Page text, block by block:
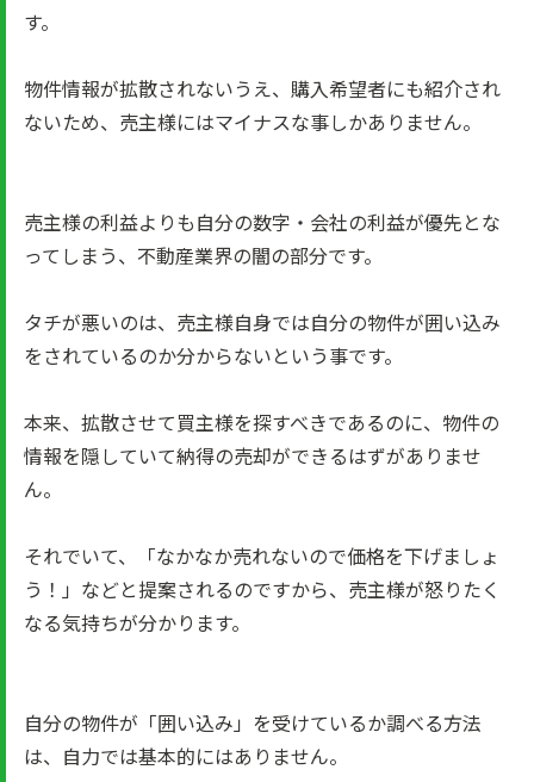
す。
物件情報が拡散されないうえ、購入希望者にも紹介され
ないため、売主様にはマイナスな事しかありません。
売主様の利益よりも自分の数字・会社の利益が優先とな
ってしまう、不動産業界の闇の部分です。
タチが悪いのは、売主様自身では自分の物件が囲い込み
をされているのか分からないという事です。
本来、拡散させて買主様を探すべきであるのに、物件の
情報を隠していて納得の売却ができるはずがありませ
ん。
それでいて、「なかなか売れないので価格を下げましょ
う！」などと提案されるのですから、売主様が怒りたく
なる気持ちが分かります。
自分の物件が「囲い込み」を受けているか調べる方法
は、自力では基本的にはありません。